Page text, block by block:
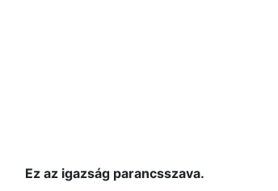
Ez az igazság parancsszava.